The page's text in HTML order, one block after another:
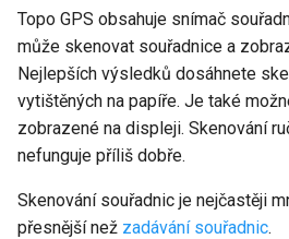
Topo GPS obsahuje snímač
může skenovat souřadnice a
Nejlepších výsledků dosáhnete
vytištěných na papíře. Je také
zobrazené na displeji. Skenování
nefunguje příliš dobře.
Skenování souřadnic je nejčastěji
přesnější než zadávání souřadnic.